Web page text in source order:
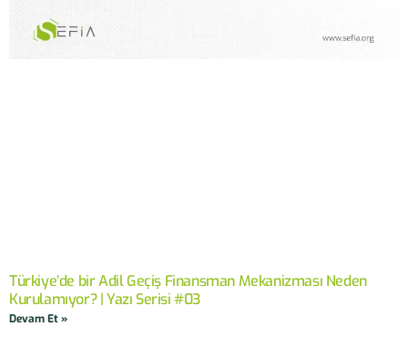
Türkiye’de bir Adil Geçiş Finansman Mekanizması Neden
Kurulamıyor? | Yazı Serisi #03
Devam Et »